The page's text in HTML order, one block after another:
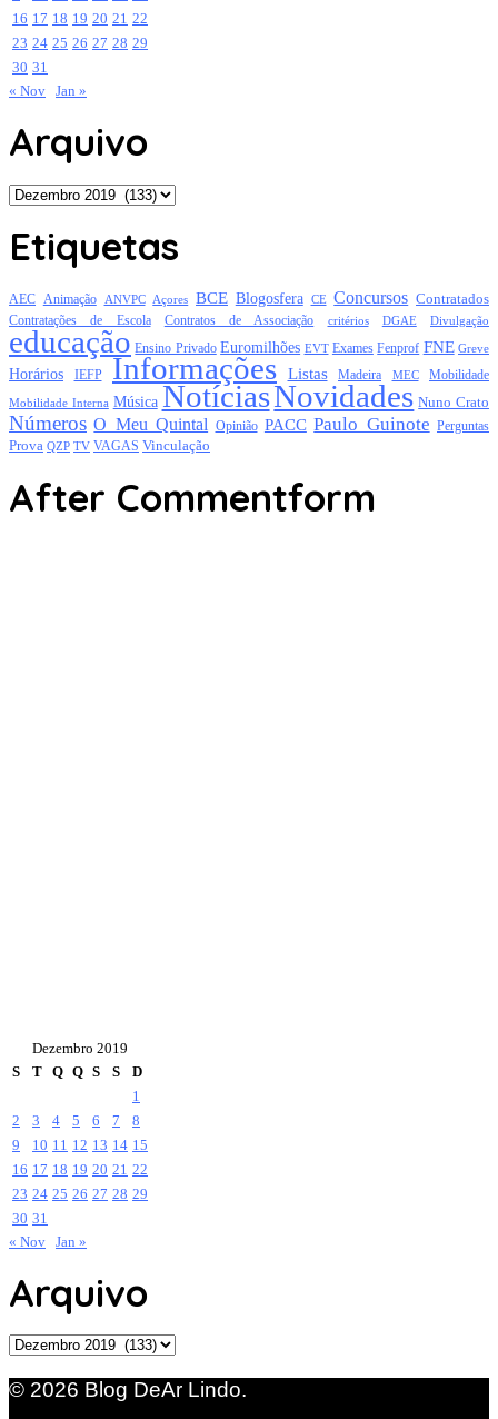
16 17 18 19 20 21 22
23 24 25 26 27 28 29
30 31
« Nov Jan »
Arquivo
Arquivo
Etiquetas
AEC Animação ANVPC Açores BCE Blogosfera CE Concursos Contratados
Contratações de Escola Contratos de Associação critérios DGAE Divulgação
educação Ensino Privado Euromilhões EVT Exames Fenprof FNE Greve
Horários IEFP Informações Listas Madeira MEC Mobilidade
Mobilidade Interna Música NotíciasNovidades Nuno Crato
Números O Meu Quintal Opinião PACC Paulo Guinote Perguntas
Prova QZP TV VAGAS Vinculação
After Commentform
Dezembro 2019
S
T Q Q S S
D
1
2
3 4 5 6 7
8
9
10 11 12 13 14 15
16 17 18 19 20 21 22
23 24 25 26 27 28 29
30 31
« Nov Jan »
Arquivo
Arquivo
© 2026 Blog DeAr Lindo.